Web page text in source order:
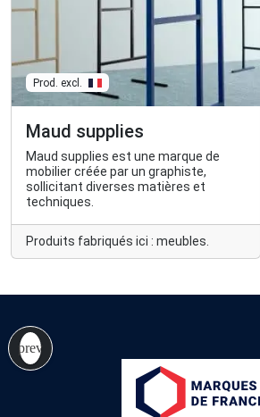
Prod. excl.
Maud supplies
Maud supplies est une marque de
mobilier créée par un graphiste,
sollicitant diverses matières et
techniques.
Produits fabriqués ici : meubles.